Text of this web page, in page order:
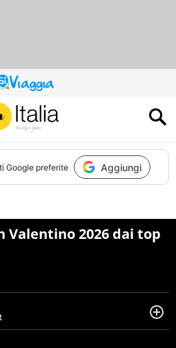
QUESTO
SITO
CONTRIBUISCE
ALL’AUDIENCE
DI
Google preferite Aggiungi
Valentino 2026 dai top
di belle storie e di